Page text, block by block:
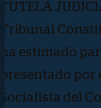
TUTELA
Tribunal
ha estimado
presentado
Socialista del